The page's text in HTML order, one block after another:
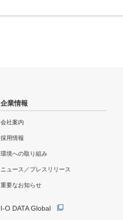
企業情報
会社案内
採用情報
環境への取り組み
ニュース／プレスリリース
重要なお知らせ
I-O DATA Global